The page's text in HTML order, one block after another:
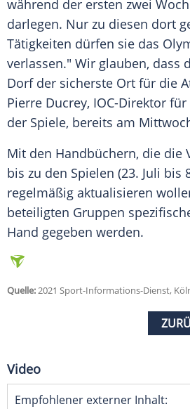
während der ersten zwei
darlegen. Nur zu diesen dort
Tätigkeiten dürfen sie das
verlassen." Wir glauben, dass
Dorf der sicherste Ort für die
Pierre Ducrey, IOC-Direktor
der Spiele, bereits am
Mit den Handbüchern, die die
bis zu den Spielen (23. Juli bis
regelmäßig aktualisieren
beteiligten Gruppen
Hand gegeben werden.
Quelle:2021 Sport-Informations-Dienst,
Video
Empfohlener externer Inhalt: